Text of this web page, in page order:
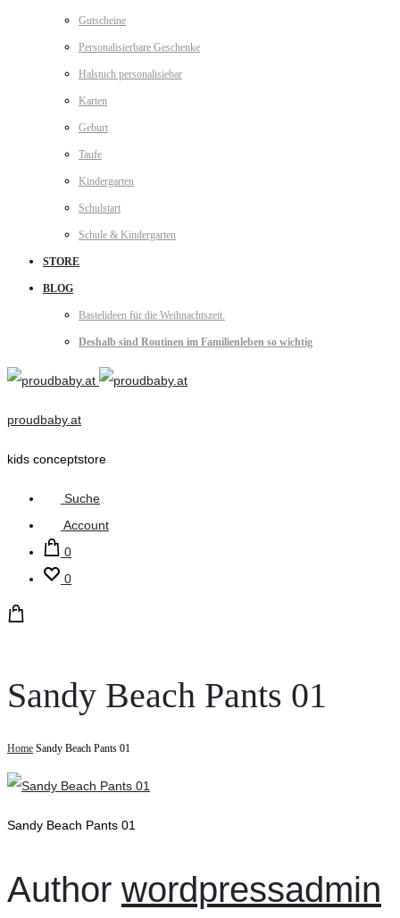
Gutscheine
Personalisierbare Geschenke
Halstuch personalisiebar
Karten
Geburt
Taufe
Kindergarten
Schulstart
Schule & Kindergarten
STORE
BLOG
Bastelideen für die Weihnachtszeit.
Deshalb sind Routinen im Familienleben so wichtig
proudbaby.at
kids conceptstore
Suche
Account
0
0
Sandy Beach Pants 01
Home Sandy Beach Pants 01
Sandy Beach Pants 01
Author wordpressadmin